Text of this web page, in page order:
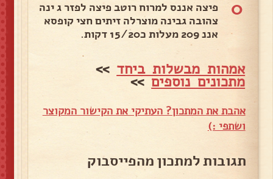
0
פיצה אננס למרוח רוטב פיצה לפזר ג ינה
צהובה גבינה מוצרלה זיתים חצי קופסא
אננ 209 מעלות כ15/20 דקות.
אמהות מבשלות ביחד >>
מתכונים נוספים>>
אהבת את המתכון? העתיקי את הקישור המקוצר
ושתפי :)
תגובות למתכון מהפייסבוק